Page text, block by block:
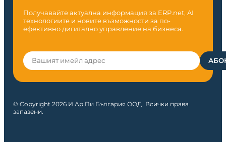
Получавайте актуална информация за ERP.net, AI
технологиите и новите възможности за по-
ефективно дигитално управление на бизнеса.
© Copyright 2026 И Ар Пи България ООД. Всички права
запазени.